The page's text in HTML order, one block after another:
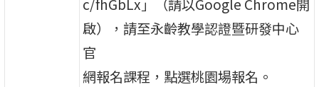
c/fhGbLx」（請以Google Chrome開
啟），請至永齡教學認證暨研發中心
官
網報名課程，點選桃園場報名。